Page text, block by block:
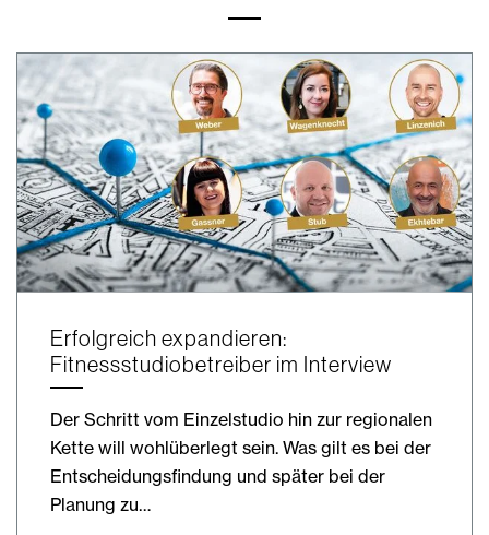
Erfolgreich expandieren:
Fitnessstudiobetreiber im Interview
Der Schritt vom Einzelstudio hin zur regionalen
Kette will wohlüberlegt sein. Was gilt es bei der
Entscheidungsfindung und später bei der
Planung zu…